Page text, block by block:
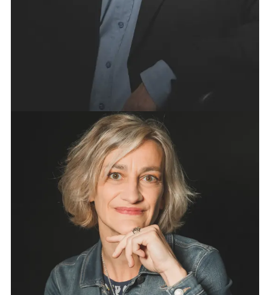
redressement ou liquidation judiciaire).
JURISTE ASSISTANTE : MADAME CORINNE
AVOCATE COLLABORATRICE : MAÎTRE ELSA LEON
ASSISTANTE : MADAME CATHERINE DECULTOT
ELÉONORE LAB-SIMON
A l’issue d’un double cursus en langues (Anglais /
Russe) et droit, Eléonore Lab-Simon obtient
son DESS de Droit Privé de l’Activité
Professionnelle en 2001 à l’Université de Rouen.
Inscrite au Barreau en 2002, son activité est
rapidement orientée vers la défense des droits des
salariés. Elle rejoint le cabinet DPR AVOCAT en
collabore au développement de la
pratique en droit de la sécurité sociale, qu’elle
enseigne à l’Université de Rouen. Associée depuis